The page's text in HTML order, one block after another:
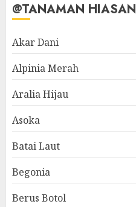
@TANAMAN HIASAN
Akar Dani
Alpinia Merah
Aralia Hijau
Asoka
Batai Laut
Begonia
Berus Botol